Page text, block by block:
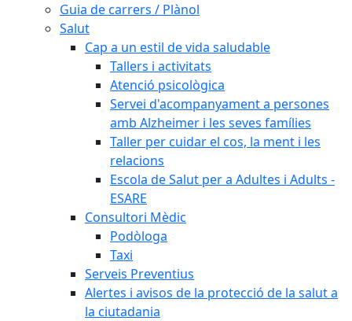
Guia de carrers / Plànol
Salut
Cap a un estil de vida saludable
Tallers i activitats
Atenció psicològica
Servei d'acompanyament a persones
amb Alzheimer i les seves famílies
Taller per cuidar el cos, la ment i les
relacions
Escola de Salut per a Adultes i Adults -
ESARE
Consultori Mèdic
Podòloga
Taxi
Serveis Preventius
Alertes i avisos de la protecció de la salut a
la ciutadania